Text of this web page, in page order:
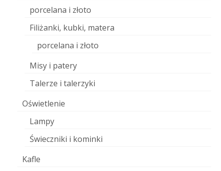
porcelana i złoto
Filiżanki, kubki, matera
porcelana i złoto
Misy i patery
Talerze i talerzyki
Oświetlenie
Lampy
Świeczniki i kominki
Kafle